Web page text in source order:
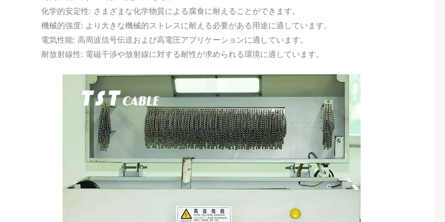
化学的安定性: さまざまな化学物質による腐食に耐えることができます。
機械的強度: より大きな機械的ストレスに耐える必要がある用途に適しています。
電気性能: 高周波信号伝送および高電圧アプリケーションに適しています。
耐放射線性: 電磁干渉や放射線に対する耐性が求められる環境に適しています。